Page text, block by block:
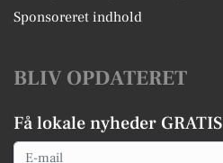
Sponsoreret indhold
BLIV OPDATERET
Få lokale nyheder GRATIS
Email